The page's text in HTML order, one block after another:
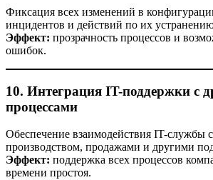
Фиксация всех изменений в
инцидентов и действий по их
Эффект: прозрачность процессов и
ошибок.
10. Интеграция IT-поддержки с
процессами
Обеспечение взаимодействия IT-службы с
производством, продажами и другими
Эффект: поддержка всех процессов
времени простоя.